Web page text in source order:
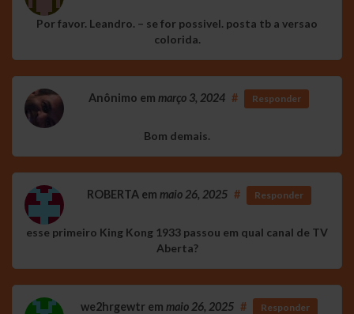
Por favor. Leandro. – se for possivel. posta tb a versao
colorida.
Anônimo em março 3, 2024 # Responder
Bom demais.
ROBERTAem maio 26, 2025 # Responder
esse primeiro King Kong 1933 passou em qual canal de TV
Aberta?
we2hrgewtrem maio 26, 2025 # Responder